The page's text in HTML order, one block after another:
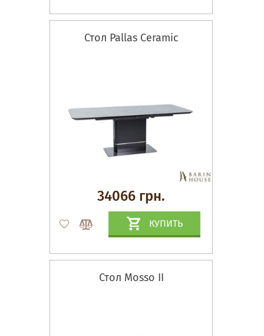
Стол Pallas Ceramic
34066 грн.
КУПИТЬ
Стол Mosso II